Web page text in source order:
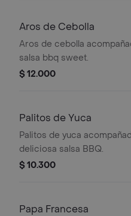
Aros de Cebolla
Aros de cebolla
salsa bbq sweet.
$ 12.000
Palitos de Yuca
Palitos de yuca
deliciosa salsa BBQ.
$ 10.300
Papa Francesa